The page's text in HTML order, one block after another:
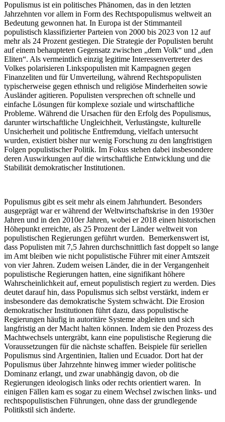
Populismus ist ein politisches Phänomen, das in den letzten
Jahrzehnten vor allem in Form des Rechtspopulismus weltweit an
Bedeutung gewonnen hat. In Europa ist der Stimmanteil
populistisch klassifizierter Parteien von 2000 bis 2023 von 12 auf
mehr als 24 Prozent gestiegen. Die Strategie der Populisten beruht
auf einem behaupteten Gegensatz zwischen „dem Volk“ und „den
Eliten“. Als vermeintlich einzig legitime Interessenvertreter des
Volkes polarisieren Linkspopulisten mit Kampagnen gegen
Finanzeliten und für Umverteilung, während Rechtspopulisten
typischerweise gegen ethnisch und religiöse Minderheiten sowie
Ausländer agitieren. Populisten versprechen oft schnelle und
einfache Lösungen für komplexe soziale und wirtschaftliche
Probleme. Während die Ursachen für den Erfolg des Populismus,
darunter wirtschaftliche Ungleichheit, Verlustängste, kulturelle
Unsicherheit und politische Entfremdung, vielfach untersucht
wurden, existiert bisher nur wenig Forschung zu den langfristigen
Folgen populistischer Politik. Im Fokus stehen dabei insbesondere
deren Auswirkungen auf die wirtschaftliche Entwicklung und die
Stabilität demokratischer Institutionen.
Populismus gibt es seit mehr als einem Jahrhundert. Besonders
ausgeprägt war er während der Weltwirtschaftskrise in den 1930er
Jahren und in den 2010er Jahren, wobei er 2018 einen historischen
Höhepunkt erreichte, als 25 Prozent der Länder weltweit von
populistischen Regierungen geführt wurden. Bemerkenswert ist,
dass Populisten mit 7,5 Jahren durchschnittlich fast doppelt so lange
im Amt bleiben wie nicht populistische Führer mit einer Amtszeit
von vier Jahren. Zudem weisen Länder, die in der Vergangenheit
populistische Regierungen hatten, eine signifikant höhere
Wahrscheinlichkeit auf, erneut populistisch regiert zu werden. Dies
deutet darauf hin, dass Populismus sich selbst verstärkt, indem er
insbesondere das demokratische System schwächt. Die Erosion
demokratischer Institutionen führt dazu, dass populistische
Regierungen häufig in autoritäre Systeme abgleiten und sich
langfristig an der Macht halten können. Indem sie den Prozess des
Machtwechsels untergräbt, kann eine populistische Regierung die
Voraussetzungen für die nächste schaffen. Beispiele für seriellen
Populismus sind Argentinien, Italien und Ecuador. Dort hat der
Populismus über Jahrzehnte hinweg immer wieder politische
Dominanz erlangt, und zwar unabhängig davon, ob die
Regierungen ideologisch links oder rechts orientiert waren. In
einigen Fällen kam es sogar zu einem Wechsel zwischen links- und
rechtspopulistischen Führungen, ohne dass der grundlegende
Politikstil sich änderte.